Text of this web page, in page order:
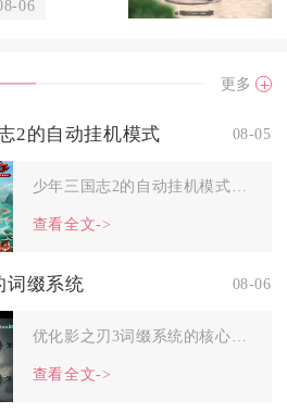
06
更多
2的自动挂机模式 08-05
少年三国志2的自动挂机模式主要依靠游戏内置的离线巡逻机制、副...
查看全文->
词缀系统 08-06
优化影之刃3词缀系统的核心逻辑是区分词缀乘区收益、严控前后缀...
查看全文->